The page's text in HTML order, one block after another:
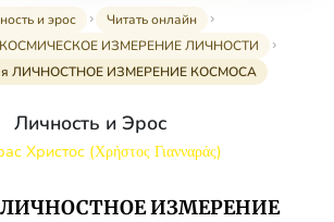
и эрос
Читать онлайн
КОСМИЧЕСКОЕ ИЗМЕРЕНИЕ ЛИЧНОСТИ
ЛИЧНОСТНОЕ ИЗМЕРЕНИЕ КОСМОСА
Личность и Эрос
Христос (Χρήστος Γιανναράς)
ЛИЧНОСТНОЕ ИЗМЕРЕНИЕ